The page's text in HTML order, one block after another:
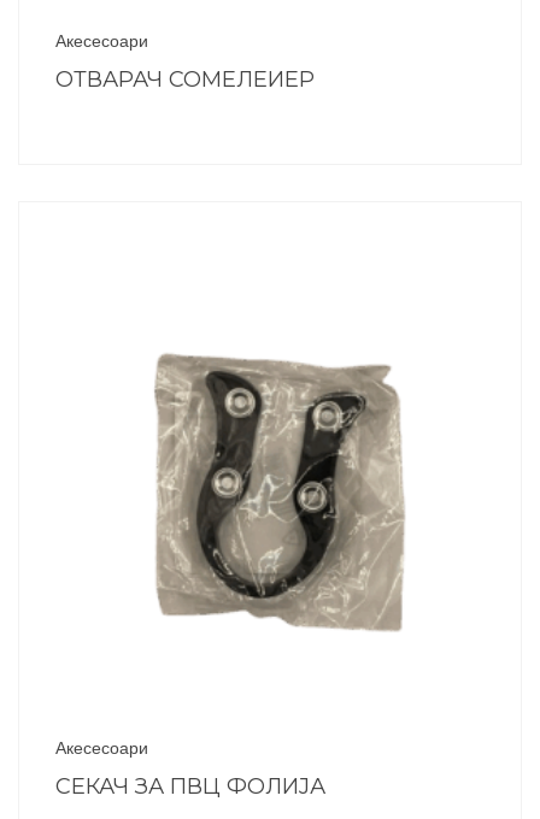
Акесесоари
ОТВАРАЧ СОМЕЛЕИЕР
Акесесоари
СЕКАЧ ЗА ПВЦ ФОЛИЈА